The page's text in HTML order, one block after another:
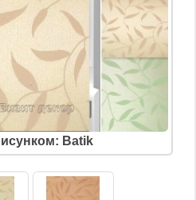
Batik